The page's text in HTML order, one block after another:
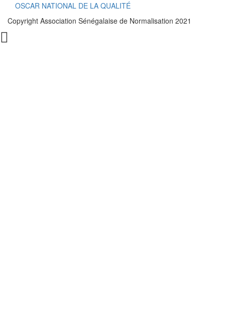
OSCAR NATIONAL DE LA QUALITÉ
Copyright Association Sénégalaise de Normalisation 2021